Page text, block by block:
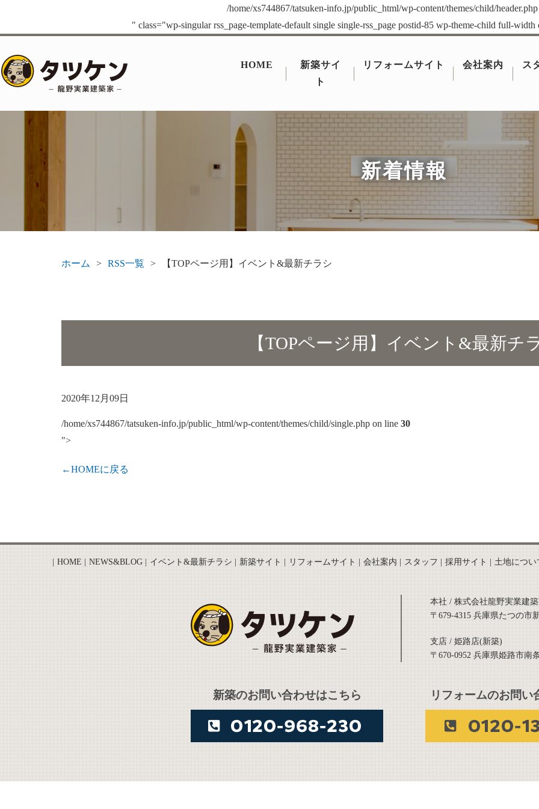
/home/xs744867/tatsuken-info.jp/public_html/wp-content/themes/child/
" class="wp-singular rss_page-template-default single single-rss_page postid-85 wp-theme-child full-
HOME
新築サイ
ト
リフォームサイト 会社案内 ス
新着情報
ホーム RSS一覧 【TOPページ用】イベント&最新チラシ
【TOPページ用】イベント&最新チ
2020年12月09日
/home/xs744867/tatsuken-info.jp/public_html/wp-content/themes/child/single.php on line 30
">
←HOMEに戻る
HOME NEWS&BLOG イベント&最新チラシ 新築サイト リフォームサイト 会社案内 スタッフ 採用サイト 土地につい
本社 / 株式会社龍野実業建
〒679-4315 兵庫県たつの市
支店 / 姫路店(新築)
〒670-0952 兵庫県姫路市南
新築のお問い合わせはこちら リフォームのお問い